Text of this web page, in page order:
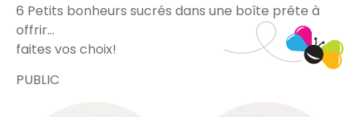
6 Petits bonheurs sucrés dans une boîte prête à
offrir…
faites vos choix!
PUBLIC